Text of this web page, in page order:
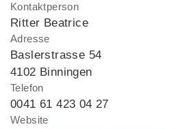
Kontaktperson
Ritter Beatrice
Adresse
Baslerstrasse 54
4102 Binningen
Telefon
0041 61 423 04 27
Website